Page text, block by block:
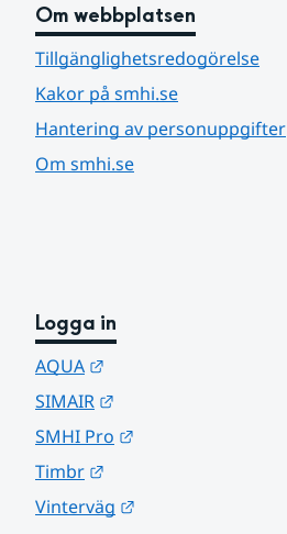
Om webbplatsen
Tillgänglighetsredogörelse
Kakor på smhi.se
Hantering av personuppgifter
Om smhi.se
Logga in
AQUA
SIMAIR
SMHI Pro
Timbr
Vinterväg